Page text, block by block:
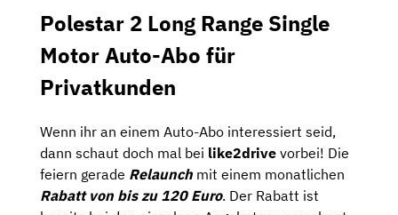
Polestar 2 Long Range Single
Motor Auto-Abo für
Privatkunden
Wenn ihr an einem Auto-Abo interessiert seid,
dann schaut doch mal bei like2drive vorbei! Die
feiern gerade Relaunch mit einem monatlichen
Rabatt von bis zu 120 Euro. Der Rabatt ist